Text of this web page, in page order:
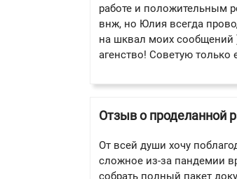
работе и положительным
внж, но Юлия всегда
на шквал моих сообщений
агенство! Советую только
Отзыв о проделанной
От всей души хочу
сложное из-за пандемии
собрать полный пакет